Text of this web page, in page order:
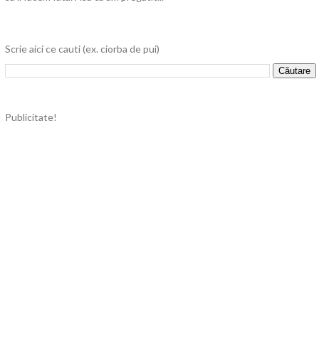
Scrie aici ce cauti (ex. ciorba de pui)
Publicitate!